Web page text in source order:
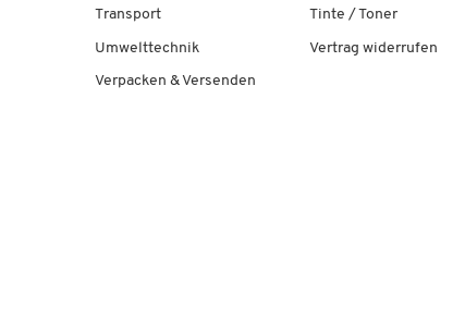
Transport
Umwelttechnik
Verpacken & Versenden
Tinte / Toner
Vertrag widerrufen